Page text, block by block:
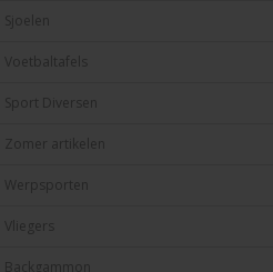
Sjoelen
Voetbaltafels
Sport Diversen
Zomer artikelen
Werpsporten
Vliegers
Backgammon